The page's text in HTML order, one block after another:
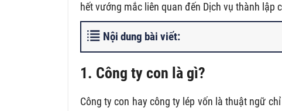
hết vướng mắc liên quan đến Dịch vụ thành lập
Nội dung bài viết:
1. Công ty con là gì?
Công ty con hay công ty lép vốn là thuật ngữ